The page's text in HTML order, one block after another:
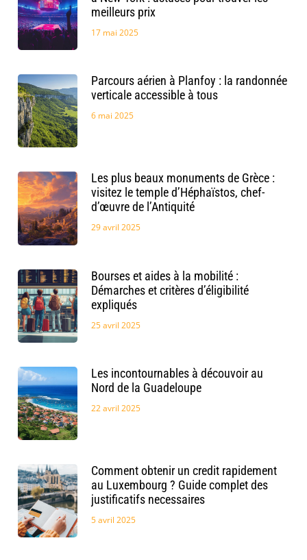
meilleurs prix
17 mai 2025
Parcours aérien à Planfoy : la randonnée
verticale accessible à tous
6 mai 2025
Les plus beaux monuments de Grèce :
visitez le temple d’Héphaïstos, chef-
d’œuvre de l’Antiquité
29 avril 2025
Bourses et aides à la mobilité :
Démarches et critères d’éligibilité
expliqués
25 avril 2025
Les incontournables à découvoir au
Nord de la Guadeloupe
22 avril 2025
Comment obtenir un credit rapidement
au Luxembourg ? Guide complet des
justificatifs necessaires
5 avril 2025